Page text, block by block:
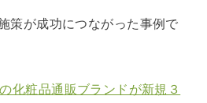
策が成功につながった事例で
化粧品通販ブランドが新規３